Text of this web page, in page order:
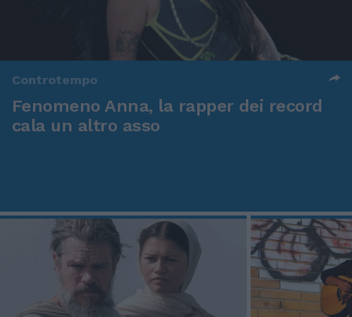
Controtempo
Fenomeno Anna, la rapper dei record
cala un altro asso